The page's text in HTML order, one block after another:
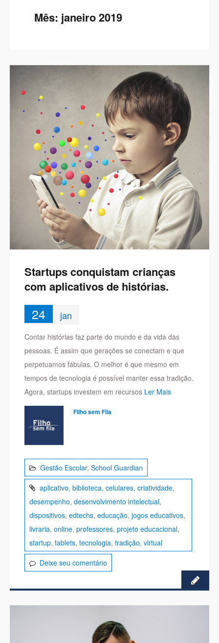
Mês: janeiro 2019
Startups conquistam crianças
com aplicativos de histórias.
24 jan
Contar histórias faz parte do mundo e da vida das
pessoas. É assim que gerações se conectam e que
perpetuamos fábulas. O melhor é que mesmo em
tempos de tecnologia é possível manter essa tradição.
Agora, startups investem em recursos Ler Mais
Filho sem Fila
Gestão Escolar,School Guardian
aplicativo,biblioteca,celulares,criatividade,
desempenho,desenvolvimento intelectual,
dispositivos,edtechs,educação,jogos educativos,
livraria,online,professores,projeto educacional,
startup,tablets,tecnologia,tradição,virtual
Deixe seu comentário